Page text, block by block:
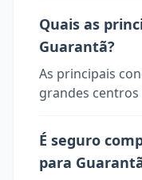
Quais as
Guarantã?
As principais
grandes centros
É seguro
para